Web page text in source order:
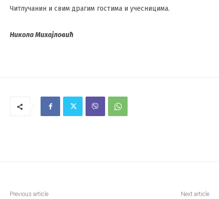
Читлучанин и свим драгим гостима и учесницима.
Никола Михајловић
Previous article
Next article